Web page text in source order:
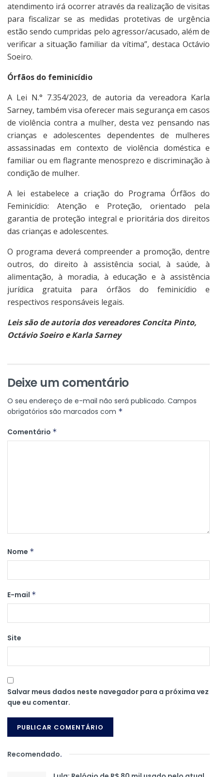
atendimento irá ocorrer através da realização de visitas
para fiscalizar se as medidas protetivas de urgência
estão sendo cumpridas pelo agressor/acusado, além de
verificar a situação familiar da vítima”, destaca Octávio
Soeiro.
Órfãos do feminicídio
A Lei N.° 7.354/2023, de autoria da vereadora Karla
Sarney, também visa oferecer mais segurança em casos
de violência contra a mulher, desta vez pensando nas
crianças e adolescentes dependentes de mulheres
assassinadas em contexto de violência doméstica e
familiar ou em flagrante menosprezo e discriminação à
condição de mulher.
A lei estabelece a criação do Programa Órfãos do
Feminicídio: Atenção e Proteção, orientado pela
garantia de proteção integral e prioritária dos direitos
das crianças e adolescentes.
O programa deverá compreender a promoção, dentre
outros, do direito à assistência social, à saúde, à
alimentação, à moradia, à educação e à assistência
jurídica gratuita para órfãos do feminicídio e
respectivos responsáveis legais.
Leis são de autoria dos vereadores Concita Pinto,
Octávio Soeiro e Karla Sarney
Deixe um comentário
O seu endereço de e-mail não será publicado. Campos
obrigatórios são marcados com *
Comentário *
Nome *
E-mail *
Site
Salvar meus dados neste navegador para a próxima vez
que eu comentar.
Recomendado.